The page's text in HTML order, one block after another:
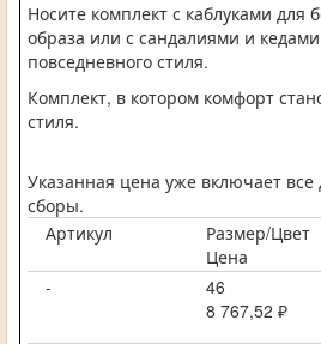
Носите комплект с каблуками для
образа или с сандалиями и
повседневного стиля.
Комплект, в котором комфорт
стиля.
Указанная цена уже включает
сборы.
Артикул
Размер/Цвет
Цена
-
46
8 767,52 ₽